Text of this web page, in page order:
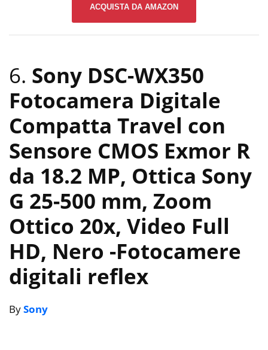
ACQUISTA DA AMAZON
6. Sony DSC-WX350
Fotocamera Digitale
Compatta Travel con
Sensore CMOS Exmor R
da 18.2 MP, Ottica Sony
G 25-500 mm, Zoom
Ottico 20x, Video Full
HD, Nero -Fotocamere
digitali reflex
BySony